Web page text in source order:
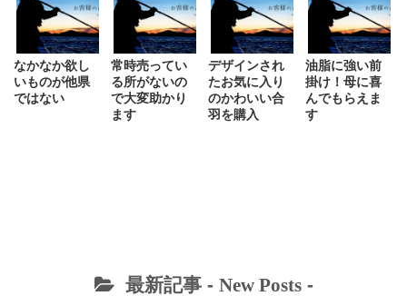
なかなか欲し
いものが他県
ではない
常時売ってい
る所がないの
で大変助かり
ます
デザインされ
たお気に入り
のかわいい合
羽を購入
油脂に強い前
掛け！母に喜
んでもらえま
す
最新記事 - New Posts-